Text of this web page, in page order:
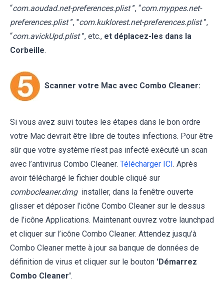
“com.aoudad.net-preferences.plist ”, “com.myppes.net-
preferences.plist ”, "com.kuklorest.net-preferences.plist ”,
“com.avickUpd.plist ”, etc., et déplacez-les dans la
Corbeille.
Scanner votre Mac avec Combo Cleaner:
Si vous avez suivi toutes les étapes dans le bon ordre
votre Mac devrait être libre de toutes infections. Pour être
sûr que votre système n’est pas infecté exécuté un scan
avec l’antivirus Combo Cleaner. Télécharger ICI . Après
avoir téléchargé le fichier double cliqué sur
combocleaner.dmg installer, dans la fenêtre ouverte
glisser et déposer l’icône Combo Cleaner sur le dessus
de l’icône Applications. Maintenant ouvrez votre launchpad
et cliquer sur l’icône Combo Cleaner. Attendez jusqu’à
Combo Cleaner mette à jour sa banque de données de
définition de virus et cliquer sur le bouton 'Démarrez
Combo Cleaner'.